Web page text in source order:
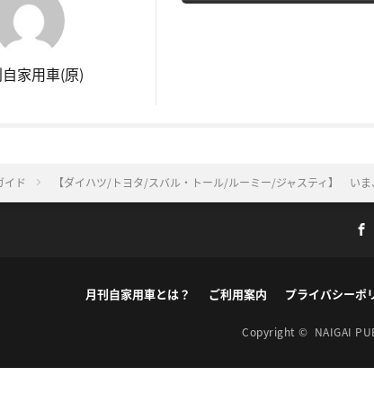
家用車(原)
イド 【ダイハツ/トヨタ/スバル・トール/ルーミー/ジャスティ】 い
月刊自家用車とは？ ご利用案内 プライバシーポ
Copyright © NAIGAI